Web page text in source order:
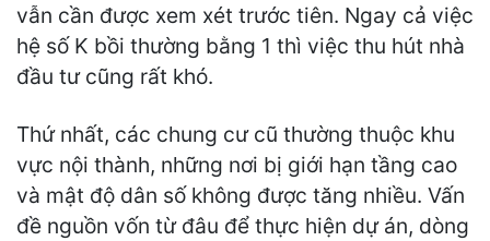
vẫn cần được xem xét trước tiên. Ngay cả việc
hệ số K bồi thường bằng 1 thì việc thu hút nhà
đầu tư cũng rất khó.
Thứ nhất, các chung cư cũ thường thuộc khu
vực nội thành, những nơi bị giới hạn tầng cao
và mật độ dân số không được tăng nhiều. Vấn
đề nguồn vốn từ đâu để thực hiện dự án, dòng